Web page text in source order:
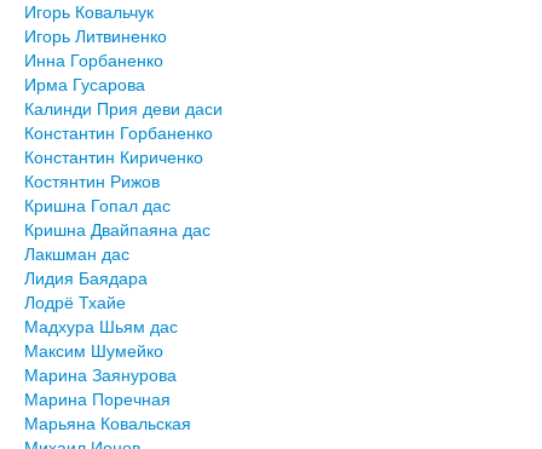
Игорь Ковальчук
Игорь Литвиненко
Инна Горбаненко
Ирма Гусарова
Калинди Прия деви даси
Константин Горбаненко
Константин Кириченко
Костянтин Рижов
Кришна Гопал дас
Кришна Двайпаяна дас
Лакшман дас
Лидия Баядара
Лодрё Тхайе
Мадхура Шьям дас
Максим Шумейко
Марина Заянурова
Марина Поречная
Марьяна Ковальская